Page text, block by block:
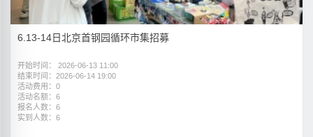
6.13-14日北京首钢园循环市集招募
开始时间： 2026-06-13 11:00
结束时间：2026-06-14 19:00
活动费用：0
活动名额：6
报名人数：6
实到人数：6